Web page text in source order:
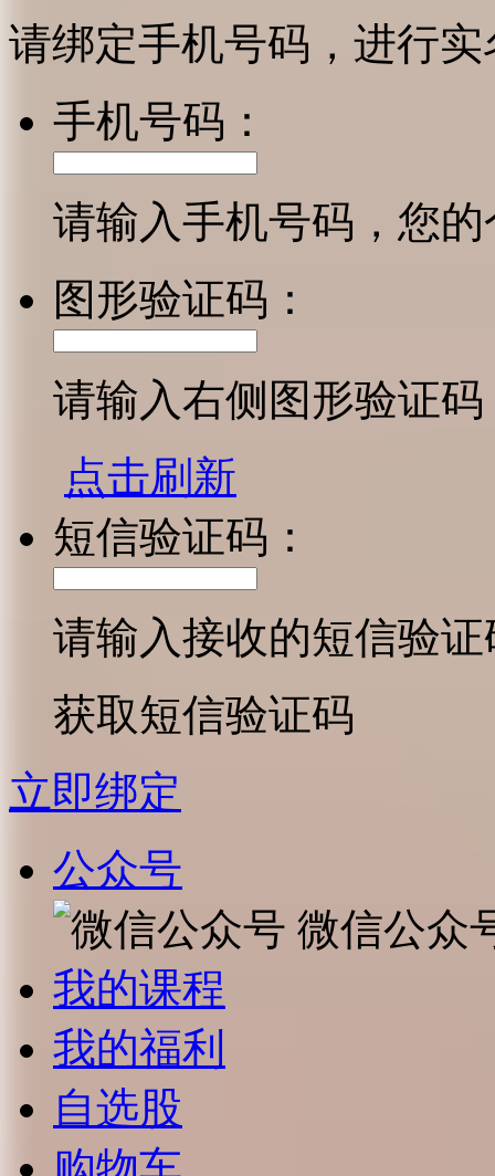
请绑定手机号码，进行
手机号码：
请输入手机号码，您
图形验证码：
请输入右侧图形验证码
点击刷新
短信验证码：
请输入接收的短信验证
获取短信验证码
立即绑定
公众号
微信公众
我的课程
我的福利
自选股